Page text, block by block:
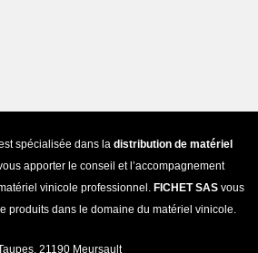
spécialisée dans la distribution de matériel
apporter le conseil et l’accompagnement
vinicole professionnel. FICHET SAS vous
produits dans le domaine du matériel vinicole.
21190 Meursault